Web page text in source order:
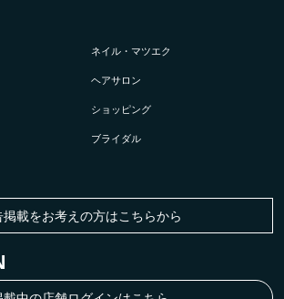
ネイル・マツエク
ヘアサロン
ショッピング
ブライダル
掲載をお考えの方はこちらから